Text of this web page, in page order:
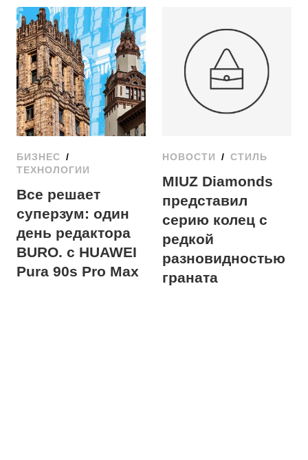
БИЗНЕС /
ТЕХНОЛОГИИ
Все решает
суперзум: один
день редактора
BURO. с HUAWEI
Pura 90s Pro Max
НОВОСТИ / СТИЛЬ
MIUZ Diamonds
представил
серию колец с
редкой
разновидностью
граната